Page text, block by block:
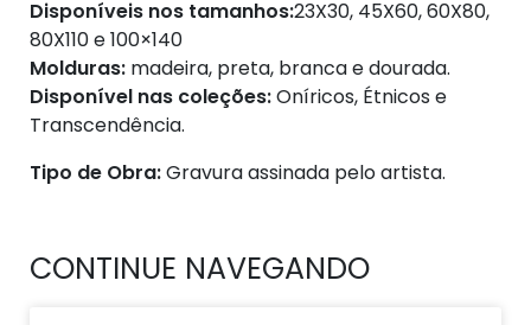
Disponíveis nos tamanhos:23X30, 45X60, 60X80,
80X110 e 100×140
Molduras: madeira, preta, branca e dourada.
Disponível nas coleções:Oníricos, Étnicos e
Transcendência.
Tipo de Obra:Gravura assinada pelo artista.
CONTINUE NAVEGANDO